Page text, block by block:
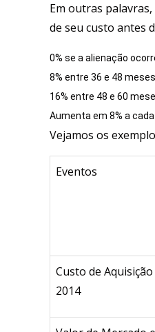
Em outras
de seu custo antes
0% se a alienação
8% entre 36 e 48 meses.
16% entre 48 e 60
Aumenta em 8% a
Vejamos os
Eventos
Custo de
2014